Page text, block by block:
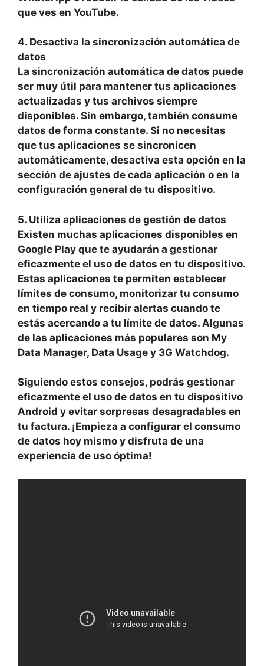
que ves en YouTube.
4. Desactiva la sincronización automática de
datos
La sincronización automática de datos puede
ser muy útil para mantener tus aplicaciones
actualizadas y tus archivos siempre
disponibles. Sin embargo, también consume
datos de forma constante. Si no necesitas
que tus aplicaciones se sincronicen
automáticamente, desactiva esta opción en la
sección de ajustes de cada aplicación o en la
configuración general de tu dispositivo.
5. Utiliza aplicaciones de gestión de datos
Existen muchas aplicaciones disponibles en
Google Play que te ayudarán a gestionar
eficazmente el uso de datos en tu dispositivo.
Estas aplicaciones te permiten establecer
límites de consumo, monitorizar tu consumo
en tiempo real y recibir alertas cuando te
estás acercando a tu límite de datos. Algunas
de las aplicaciones más populares son My
Data Manager, Data Usage y 3G Watchdog.
Siguiendo estos consejos, podrás gestionar
eficazmente el uso de datos en tu dispositivo
Android y evitar sorpresas desagradables en
tu factura. ¡Empieza a configurar el consumo
de datos hoy mismo y disfruta de una
experiencia de uso óptima!